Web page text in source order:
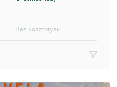
Bez kosztorysu